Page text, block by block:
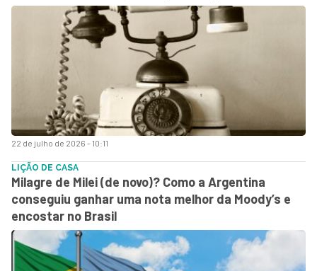
22 de julho de 2026 - 10:11
LIÇÃO DE CASA
Milagre de Milei (de novo)? Como a Argentina
conseguiu ganhar uma nota melhor da Moody’s e
encostar no Brasil